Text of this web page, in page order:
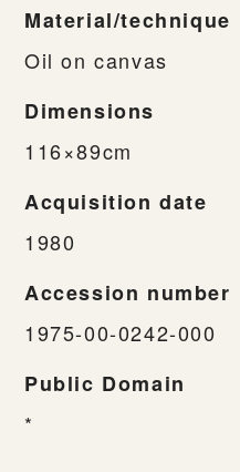
Material/technique
Oil on canvas
Dimensions
116×89cm
Acquisition date
1980
Accession number
1975-00-0242-000
Public Domain
*